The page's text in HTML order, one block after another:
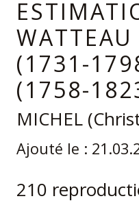
(1731-
(1758-
MICHEL
Ajouté le :
210